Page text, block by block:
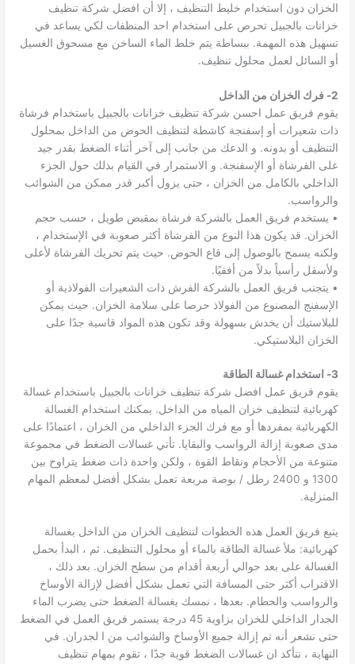
الخزان دون استخدام خليط التنظيف ، إلا أن افضل شركة تنظيف
خزانات بالجبيل تحرص على استخدام احد المنظفات لكي يساعد في
تسهيل هذه المهمة. ببساطة يتم خلط الماء الساخن مع مسحوق الغسيل
أو السائل لعمل محلول تنظيف.
2- فرك الخزان من الداخل
يقوم فريق عمل احسن شركة تنظيف خزانات بالجبيل باستخدام فرشاة
ذات شعيرات أو إسفنجة كاشطة لتنظيف الحوض من الداخل بمحلول
التنظيف أو بدونه. و الدعك من جانب إلى آخر أثناء الضغط بقدر جيد
على الفرشاة أو الإسفنجة. و الاستمرار في القيام بذلك حول الجزء
الداخلي بالكامل من الخزان ، حتى يزول أكبر قدر ممكن من الشوائب
والرواسب.
• يستخدم فريق العمل بالشركة فرشاة بمقبض طويل ، حسب حجم
الخزان. قد يكون هذا النوع من الفرشاة أكثر صعوبة في الإستخدام ،
ولكنه يسمح بالوصول إلى قاع الحوض. حيث يتم تحريك الفرشاة لأعلى
ولأسفل رأسياً بدلاً من أفقيًا.
• يتجنب فريق العمل بالشركة الفرش ذات الشعيرات الفولاذية أو
الإسفنج المصنوع من الفولاذ حرصا على سلامة الخزان. حيث يمكن
للبلاستيك أن يخدش بسهولة وقد تكون هذه المواد قاسية جدًا على
الخزان البلاستيكي.
3- استخدام غسالة الطاقة
يقوم فريق عمل افضل شركة تنظيف خزانات بالجبيل باستخدام غسالة
كهربائية لتنظيف خزان المياه من الداخل. يمكنك استخدام الغسالة
الكهربائية بمفردها أو مع فرك الجزء الداخلي من الخزان ، اعتمادًا على
مدى صعوبة إزالة الرواسب والبقايا. تأتي غسالات الضغط في مجموعة
متنوعة من الأحجام ونقاط القوة ، ولكن واحدة ذات ضغط يتراوح بين
1300 و 2400 رطل / بوصة مربعة تعمل بشكل أفضل لمعظم المهام
المنزلية.
يتبع فريق العمل هذه الخطوات لتنظيف الخزان من الداخل بغسالة
كهربائية: ملأ غسالة الطاقة بالماء أو محلول التنظيف. ثم ، البدأ بحمل
الغسالة على بعد حوالي أربعة أقدام من سطح الخزان. بعد ذلك ،
الاقتراب أكثر حتى المسافة التي تعمل بشكل أفضل لإزالة الأوساخ
والرواسب والحطام. بعدها ، نمسك بغسالة الضغط حتى يضرب الماء
الجدار الداخلي للخزان بزاوية 45 درجة يستمر فريق العمل في الضغط
حتى نشعر أنه تم إزالة جميع الأوساخ والشوائب من ا لجدران. في
النهاية ، نتأكد ان غسالات الضغط قوية جدًا ، تقوم بمهام تنظيف